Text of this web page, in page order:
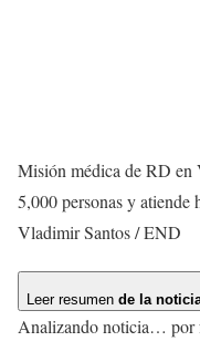
Misión médica de RD en
5,000 personas y atiende
Vladimir Santos / END
Leer resumen de la
Analizando noticia… por